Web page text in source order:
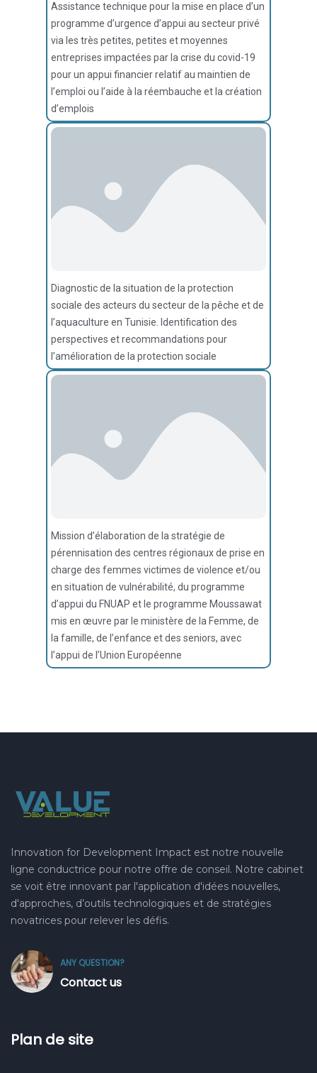
Assistance technique pour la mise en place d’un
programme d’urgence d’appui au secteur privé
via les très petites, petites et moyennes
entreprises impactées par la crise du covid-19
pour un appui financier relatif au maintien de
l’emploi ou l’aide à la réembauche et la création
d’emplois
Diagnostic de la situation de la protection
sociale des acteurs du secteur de la pêche et de
l’aquaculture en Tunisie. Identification des
perspectives et recommandations pour
l’amélioration de la protection sociale
Mission d’élaboration de la stratégie de
pérennisation des centres régionaux de prise en
charge des femmes victimes de violence et/ou
en situation de vulnérabilité, du programme
d’appui du FNUAP et le programme Moussawat
mis en œuvre par le ministère de la Femme, de
la famille, de l’enfance et des seniors, avec
l’appui de l’Union Européenne
Innovation for Development Impact est notre nouvelle
ligne conductrice pour notre offre de conseil. Notre cabinet
se voit être innovant par l'application d'idées nouvelles,
d'approches, d’outils technologiques et de stratégies
novatrices pour relever les défis.
ANY QUESTION?
Contact us
Plan de site